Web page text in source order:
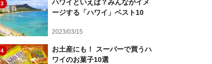
3
ハワイといえば？みんながイメ
ージする「ハワイ」ベスト10
2023/03/15
4
お土産にも！ スーパーで買うハ
ワイのお菓子10選